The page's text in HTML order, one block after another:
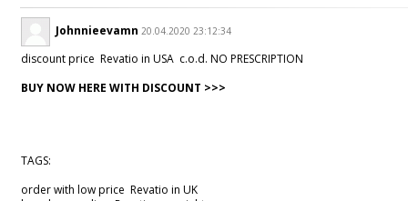
Johnnieevamn 20.04.2020 23:12:34
discount price Revatio in USA c.o.d. NO PRESCRIPTION
BUY NOW HERE WITH DISCOUNT >>>
TAGS:
order with low price Revatio in UK